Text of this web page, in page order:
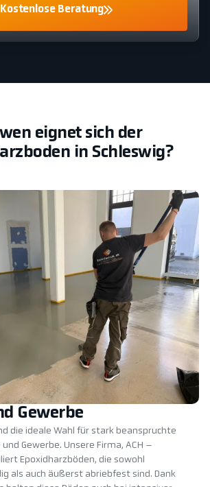
Kostenlose Beratung
eignet sich der
in Schleswig?
Gewerbe
die ideale Wahl für stark beanspruchte
Gewerbe. Unsere Firma, ACH –
Epoxidharzböden, die sowohl
als auch äußerst abriebfest sind. Dank